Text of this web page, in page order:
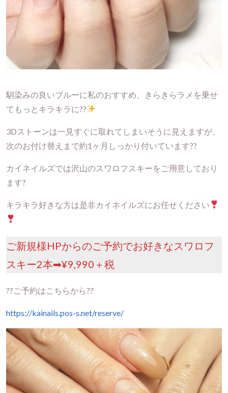
馴染みの良いブルーに私のおすすめ、きらきらラメを乗せ
てもっとキラキラに??
3Dストーンは一見すぐに取れてしまいそうに見えますが、
次のお付け替えまで約1ヶ月しっかり付いています??
カイネイルズでは沢山のスワロフスキーをご用意しており
ます?
キラキラ好きな方は是非カイネイルズにお任せください
ご新規様HPからのご予約でお好きなスワロフ
スキー2本➡︎¥9,990＋税
??ご予約はこちらから??
https://kainails.pos-s.net/reserve/